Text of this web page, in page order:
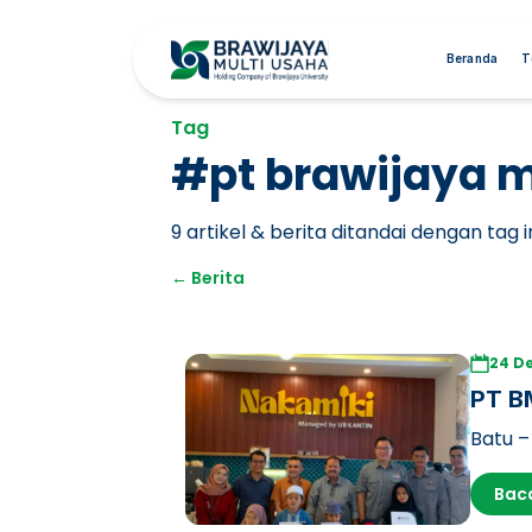
Beranda
Tag
#pt brawijaya
9artikel & berita ditandai dengan tag
← Berita
24
PT
Batu